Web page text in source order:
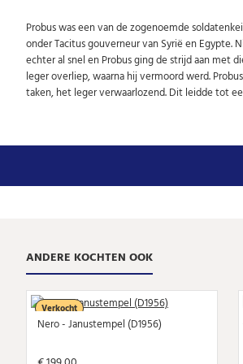
Probus was een van de zogenoemde
onder Tacitus gouverneur van Syrië en Egypte.
echter al snel en Probus ging de strijd aan met
leger overliep, waarna hij vermoord werd.
taken, het leger verwaarlozend. Dit leidde tot
ANDERE KOCHTEN OOK
Verkocht
Nero - Janustempel (D1956)